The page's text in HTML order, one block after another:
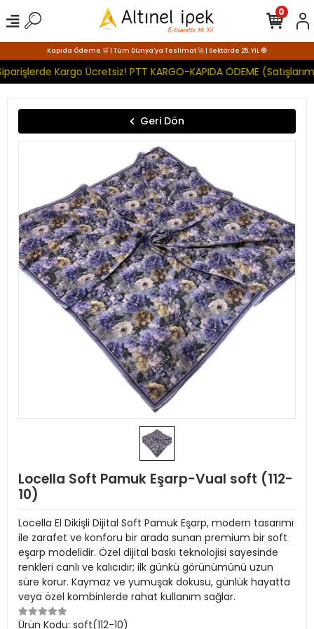
Kapıda Ödeme 🛒 | Tüm Dünya'ya Teslimat 🚀 | Sektörde 25. YIL 🧿
Kargo Ücretsiz! PTT KARGO-KAPIDA ÖDEME
0
Geri Dön
Locella Soft Pamuk Eşarp-Vual soft (112-
10)
Locella El Dikişli Dijital Soft Pamuk Eşarp, modern tasarımı
ile zarafet ve konforu bir arada sunan premium bir soft
eşarp modelidir. Özel dijital baskı teknolojisi sayesinde
renkleri canlı ve kalıcıdır; ilk günkü görünümünü uzun
süre korur. Kaymaz ve yumuşak dokusu, günlük hayatta
veya özel kombinlerde rahat kullanım sağlar.
Ürün Kodu: soft(112-10)